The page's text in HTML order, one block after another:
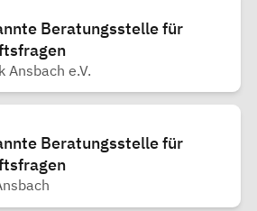
Beratungsstelle für
Ansbach e.V.
Beratungsstelle für